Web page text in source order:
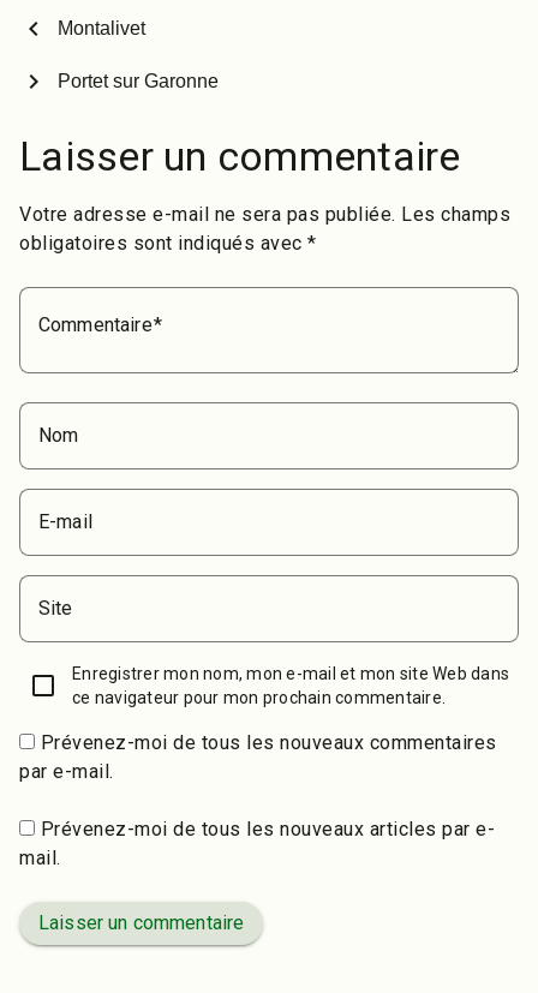
Skateparks Partout !.
chevron_left Montalivet
Portet sur Garonne
chevron_right
Laisser un commentaire
Votre adresse e-mail ne sera pas publiée. Les champs
obligatoires sont indiqués avec *
Commentaire
Nom
E-mail
Site
Enregistrer mon nom, mon e-mail et mon site Web dans
ce navigateur pour mon prochain commentaire.
Prévenez-moi de tous les nouveaux commentaires
par e-mail.
Prévenez-moi de tous les nouveaux articles par e-
mail.
Laisser un commentaire